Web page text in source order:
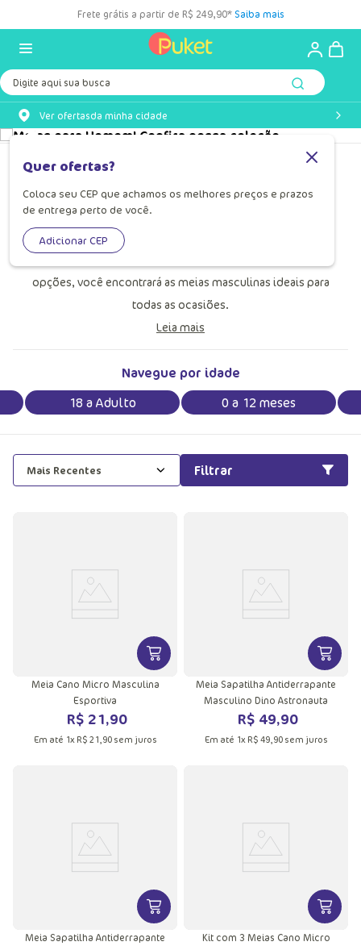
Frete grátis a partir de R$ 249,90* Saiba mais
Digite aqui sua busca
Ver ofertasda minha cidade
Quer ofertas?
Coloca seu CEP que achamos os melhores preços e prazos
de entrega perto de você.
Adicionar CEP
Meia Para Homem
Conheça a variedade de meias masculinas da Puket! Nossas
coleções são feitas para oferecer o máximo de conforto e
estilo, atendendo às necessidades de quem valoriza
opções, você encontrará as meias masculinas ideais para
todas as ocasiões.
Leia mais
Navegue por idade
18 a Adulto
0 a 12 meses
Mais Recentes Filtrar
VER MAIS INFORMAÇÕES DO
Meia Cano Micro Masculina
Esportiva
R$ 21,90
Em até 1x R$ 21,90sem juros
VER
Meia Sapatilha Antiderrapante
Masculino Dino Astronauta
R$ 49,90
Em até 1x R$ 49,90sem juros
VER MAIS INFORMAÇÕES DO
Meia Sapatilha Antiderrapante
VER
Kit com 3 Meias Cano Micro